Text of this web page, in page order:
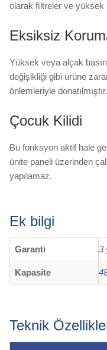
olarak ﬁltreler ve yüksek
Eksiksiz
Yüksek veya alçak
değişikliği gibi ürüne
önlemleriyle donatılmıştır.
Çocuk Kilidi
Bu fonksyon aktif hale
ünite paneli üzerinden
yapılamaz.
Ek bilgi
Garanti 3
Kapasite
Teknik